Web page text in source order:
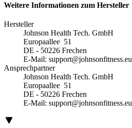
Weitere Informationen zum Hersteller
Hersteller
Johnson Health Tech. GmbH
Europaallee 51
DE - 50226 Frechen
E-Mail: support@johnsonfitness.eu
Ansprechpartner
Johnson Health Tech. GmbH
Europaallee 51
DE - 50226 Frechen
E-Mail: support@johnsonfitness.eu